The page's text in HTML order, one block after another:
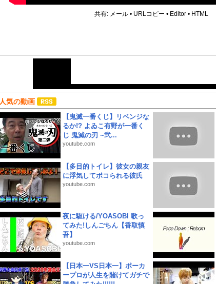
共有: メール • URLコピー • Editor • HTML
人気の動画
【鬼滅一番くじ】リベンジな
るか!? よゐこ有野が一番く
じ 鬼滅の刃 ~弐...
youtube.com
【多目的トイレ】彼女の親友
に浮気してボコられる彼氏
youtube.com
夜に駆ける/YOASOBI 歌っ
てみた!しんごちん【香取慎
吾】
youtube.com
【日本一VS日本一】ポーカ
ープロが人生を賭けてガチで